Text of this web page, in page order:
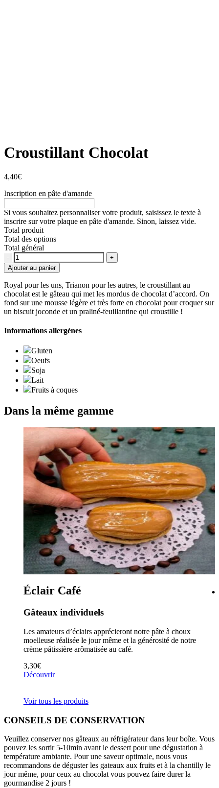
Croustillant Chocolat
4,40€
Inscription en pâte d'amande
Si vous souhaitez personnaliser votre produit, saisissez le texte à
inscrire sur votre plaque en pâte d'amande. Sinon, laissez vide.
Total produit
Total des options
Total général
Quantité
Ajouter au panier
Royal pour les uns, Trianon pour les autres, le croustillant au
chocolat est le gâteau qui met les mordus de chocolat d’accord. On
fond sur une mousse légère et très forte en chocolat pour croquer sur
un biscuit joconde et un praliné-feuillantine qui croustille !
Informations allergènes
Gluten
Oeufs
Soja
Lait
Fruits à coques
Dans la même gamme
Éclair Café
Gâteaux individuels
Les amateurs d’éclairs apprécieront notre pâte à choux
moelleuse réalisée le jour même et la générosité de notre
crème pâtissière arômatisée au café.
3,30€
Découvrir
Voir tous les produits
CONSEILS DE CONSERVATION
Veuillez conserver nos gâteaux au réfrigérateur dans leur boîte. Vous
pouvez les sortir 5-10min avant le dessert pour une dégustation à
température ambiante. Pour une saveur optimale, nous vous
recommandons de déguster les gateaux aux fruits et à la chantilly le
jour même, pour ceux au chocolat vous pouvez faire durer la
gourmandise 2 jours !